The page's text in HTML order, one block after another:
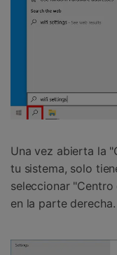
󠀰Una vez abierta la
tu sistema, solo
seleccionar
en la parte derecha.󠀲󠀩󠀥󠀦󠀨󠀣󠀦󠀥󠀳